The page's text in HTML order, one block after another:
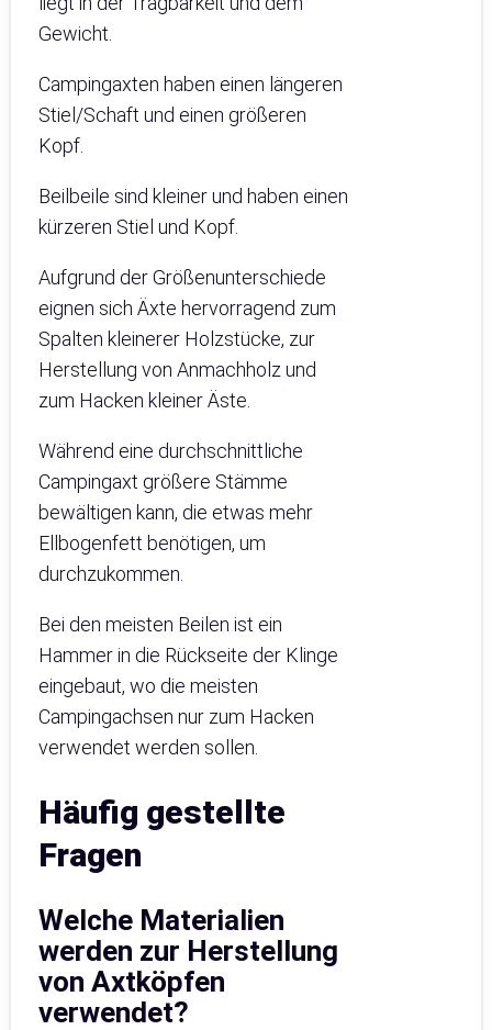
Gewicht.
Campingaxten haben einen längeren
Stiel/Schaft und einen größeren
Kopf.
Beilbeile sind kleiner und haben einen
kürzeren Stiel und Kopf.
Aufgrund der Größenunterschiede
eignen sich Äxte hervorragend zum
Spalten kleinerer Holzstücke, zur
Herstellung von Anmachholz und
zum Hacken kleiner Äste.
Während eine durchschnittliche
Campingaxt größere Stämme
bewältigen kann, die etwas mehr
Ellbogenfett benötigen, um
durchzukommen.
Bei den meisten Beilen ist ein
Hammer in die Rückseite der Klinge
eingebaut, wo die meisten
Campingachsen nur zum Hacken
verwendet werden sollen.
Häufig gestellte
Fragen
Welche Materialien
werden zur Herstellung
von Axtköpfen
verwendet?